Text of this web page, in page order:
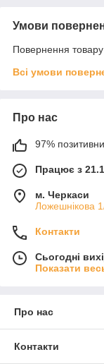
Умови
Повернення
Всі умови
Про нас
97%
Працює з
м. Черкаси
Ложешнікова
Контакти
Сьогодні
Показати
Про нас
Контакти